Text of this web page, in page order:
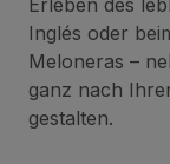
Inglés oder
Meloneras –
ganz nach
gestalten.